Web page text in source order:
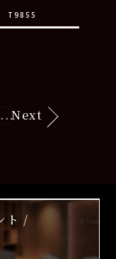
T9855
...Next
ト /